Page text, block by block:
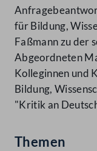
für Bildung,
Faßmann zu der
Abgeordneten
Kolleginnen und
Bildung,
"Kritik an
Themen